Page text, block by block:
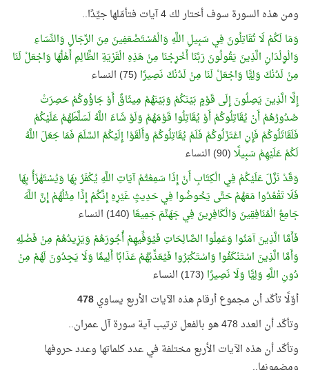
ومن هذه السورة سوف أختار لك 4 آيات فتأمّلها جيِّدًا..
وَمَا لَكُمْ لَا تُقَاتِلُونَ فِي سَبِيلِ اللَّهِ وَالْمُسْتَضْعَفِينَ مِنَ الرِّجَالِ وَالنِّسَاءِ
وَالْوِلْدَانِ الَّذِينَ يَقُولُونَ رَبَّنَا أَخْرِجْنَا مِنْ هَذِهِ الْقَرْيَةِ الظَّالِمِ أَهْلُهَا وَاجْعَلْ لَنَا
مِنْ لَدُنْكَ وَلِيًّا وَاجْعَلْ لَنَا مِنْ لَدُنْكَ نَصِيرًا (75) النساء
إِلَّا الَّذِينَ يَصِلُونَ إِلَى قَوْمٍ بَيْنَكُمْ وَبَيْنَهُمْ مِيثَاقٌ أَوْ جَاؤُوكُمْ حَصِرَتْ
صُدُورُهُمْ أَنْ يُقَاتِلُوكُمْ أَوْ يُقَاتِلُوا قَوْمَهُمْ وَلَوْ شَاءَ اللَّهُ لَسَلَّطَهُمْ عَلَيْكُمْ
فَلَقَاتَلُوكُمْ فَإِنِ اعْتَزَلُوكُمْ فَلَمْ يُقَاتِلُوكُمْ وَأَلْقَوْا إِلَيْكُمُ السَّلَمَ فَمَا جَعَلَ اللَّهُ
لَكُمْ عَلَيْهِمْ سَبِيلًا(90) النساء
وَقَدْ نَزَّلَ عَلَيْكُمْ فِي الْكِتَابِ أَنْ إِذَا سَمِعْتُمْ آيَاتِ اللَّهِ يُكْفَرُ بِهَا وَيُسْتَهْزَأُ بِهَا
فَلَا تَقْعُدُوا مَعَهُمْ حَتَّى يَخُوضُوا فِي حَدِيثٍ غَيْرِهِ إِنَّكُمْ إِذًا مِثْلُهُمْ إِنَّ اللَّهَ
جَامِعُ الْمُنَافِقِينَ وَالْكَافِرِينَ فِي جَهَنَّمَ جَمِيعًا (140) النساء
فَأَمَّا الَّذِينَ آمَنُوا وَعَمِلُوا الصَّالِحَاتِ فَيُوَفِّيهِمْ أُجُورَهُمْ وَيَزِيدُهُمْ مِنْ فَضْلِهِ
وَأَمَّا الَّذِينَ اسْتَنْكَفُوا وَاسْتَكْبَرُوا فَيُعَذِّبُهُمْ عَذَابًا أَلِيمًا وَلَا يَجِدُونَ لَهُمْ مِنْ
دُونِ اللَّهِ وَلِيًّا وَلَا نَصِيرًا (173) النساء
أوّلًا تأكّد أن مجموع أرقام هذه الآيات الأربع يساوي478
وتأكّد أن العدد 478 هو بالفعل ترتيب آية سورة آل عمران..
وتأكّد أن هذه الآيات الأربع مختلفة في عدد كلماتها وعدد حروفها